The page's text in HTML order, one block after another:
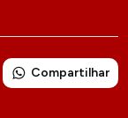
Compartilhar